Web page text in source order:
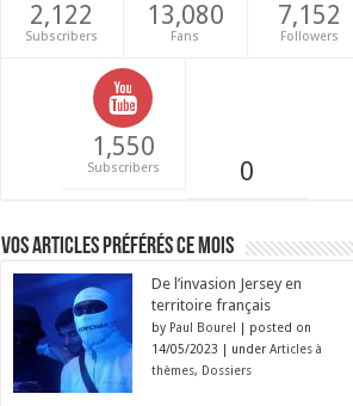
2,122
Subscribers
13,080
Fans
7,152
Followers
1,550
Subscribers 0
Vos articles préférés ce mois
De l’invasion Jersey en
territoire français
by Paul Bourel
posted on
14/05/2023
under Articles à
thèmes, Dossiers